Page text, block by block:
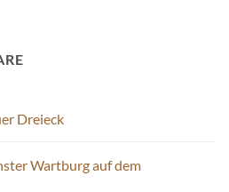
Dreieck
Wartburg auf dem